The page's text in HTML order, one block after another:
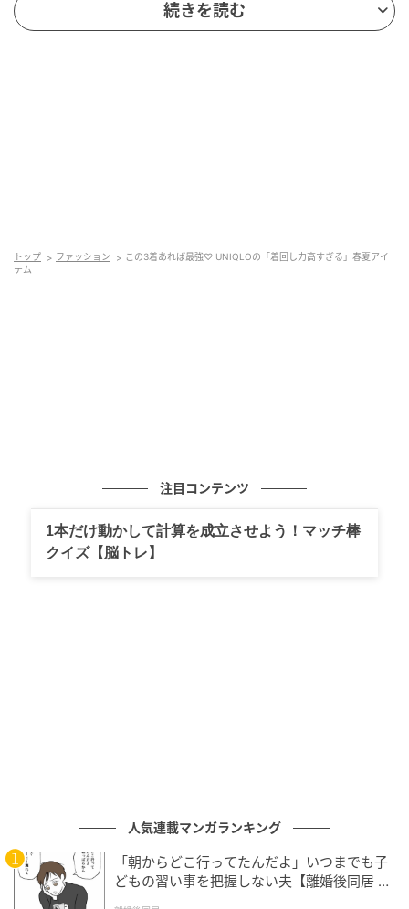
また、デニムやワイドパンツと合わせればカジュアル
に、スラックスやスカートと合わせればきれいめにも
振れる着回し力の高さも魅力的！暑くなる季節まで長
続きを読む
トップ ファッション
この3着あれば最強♡ UNIQLOの「着回し力高すぎる」春夏アイ
テム
注目コンテンツ
1本だけ動かして計算を成立させよう！マッチ棒
クイズ【脳トレ】
人気連載マンガランキング
「朝からどこ行ってたんだよ」いつまでも子
どもの習い事を把握しない夫【離婚後同居 Vo